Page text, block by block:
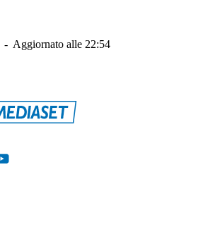
- Aggiornato alle 22:54